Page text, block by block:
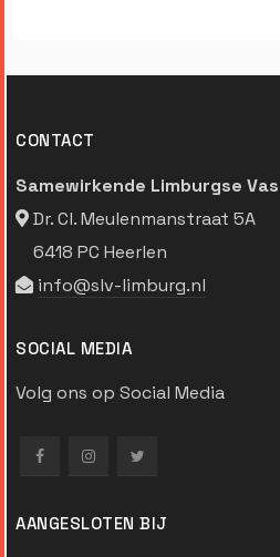
CONTACT
Samewirkende Limburgse
Dr. Cl. Meulenmanstraat 5A
6418 PC Heerlen
info@slv-limburg.nl
SOCIAL MEDIA
Volg ons op Social Media
AANGESLOTEN BIJ